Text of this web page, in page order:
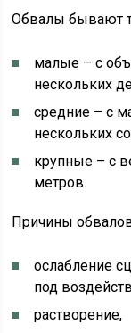
Обвалы бывают
малые – с
нескольких
средние – с
нескольких
крупные – с
метров.
Причины
ослабление
под
растворение,